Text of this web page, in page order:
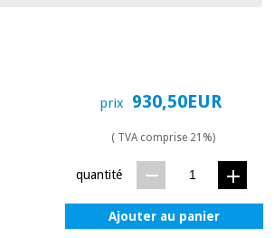
prix 930,50EUR
( TVA comprise 21%)
quantité
Ajouter au panier